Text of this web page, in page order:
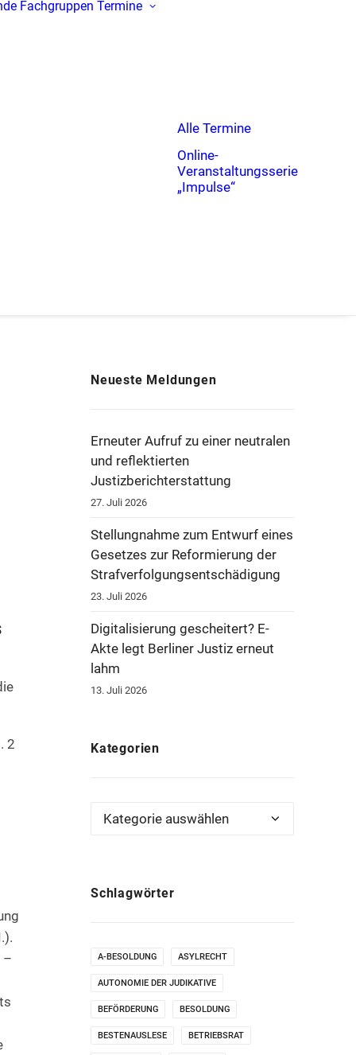
Fachgruppen Termine
Alle Termine
Online-
Veranstaltungsserie
„Impulse“
2
–
Neueste Meldungen
Erneuter Aufruf zu einer neutralen
und reflektierten
Justizberichterstattung
27. Juli 2026
Stellungnahme zum Entwurf eines
Gesetzes zur Reformierung der
Strafverfolgungsentschädigung
23. Juli 2026
Digitalisierung gescheitert? E-
Akte legt Berliner Justiz erneut
lahm
13. Juli 2026
Kategorien
Kategorien
Schlagwörter
A-BESOLDUNG ASYLRECHT
AUTONOMIE DER JUDIKATIVE
BEFÖRDERUNG BESOLDUNG
BESTENAUSLESE BETRIEBSRAT